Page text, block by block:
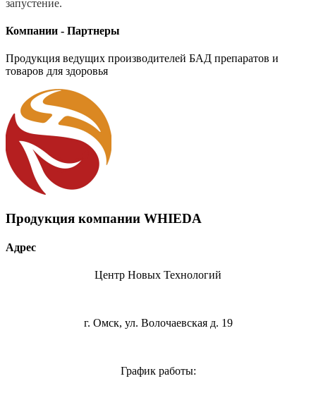
запустение.
Компании - Партнеры
Продукция ведущих производителей БАД препаратов и
товаров для здоровья
Продукция компании WHIEDA
Адрес
Центр Новых Технологий
г. Омск, ул. Волочаевская д. 19
График работы: